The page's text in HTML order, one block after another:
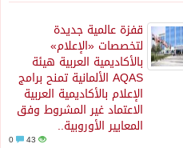
قفزة عالمية جديدة
لتخصصات «الإعلام»
بالأكاديمية العربية هيئة
AQAS الألمانية تمنح برامج
الإعلام بالأكاديمية العربية
الاعتماد غير المشروط وفق
المعايير الأوروبية..
43